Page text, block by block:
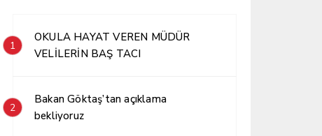
1
OKULA HAYAT VEREN MÜDÜR
VELİLERİN BAŞ TACI
2
Bakan Göktaş’tan açıklama
bekliyoruz